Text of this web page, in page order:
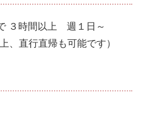
３時間以上 週１日～
、直行直帰も可能です）